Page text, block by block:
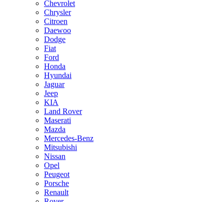
Chevrolet
Chrysler
Citroen
Daewoo
Dodge
Fiat
Ford
Honda
Hyundai
Jaguar
Jeep
KIA
Land Rover
Maserati
Mazda
Mercedes-Benz
Mitsubishi
Nissan
Opel
Peugeot
Porsche
Renault